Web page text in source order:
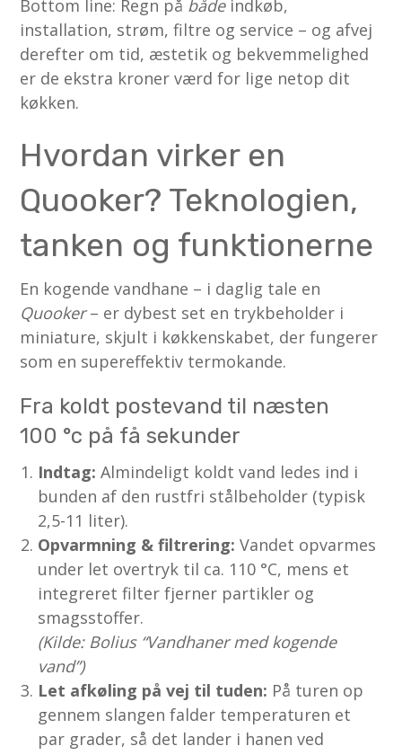
Bottom line: Regn på bådeindkøb,
installation, strøm, filtre og service – og afvej
derefter om tid, æstetik og bekvemmelighed
er de ekstra kroner værd for lige netop dit
køkken.
Hvordan virker en
Quooker? Teknologien,
tanken og funktionerne
En kogende vandhane – i daglig tale en
Quooker– er dybest set en trykbeholder i
miniature, skjult i køkkenskabet, der fungerer
som en super­effektiv termokande.
Fra koldt postevand til næsten
100 °c på få sekunder
Indtag: Almindeligt koldt vand ledes ind i
bunden af den rustfri stålbeholder (typisk
2,5-11 liter).
Opvarmning & filtrering: Vandet opvarmes
under let overtryk til ca. 110 °C, mens et
integreret filter fjerner partikler og
smagsstoffer.
(Kilde: Bolius “Vandhaner med kogende
vand”)
Let afkøling på vej til tuden: På turen op
gennem slangen falder temperaturen et
par grader, så det lander i hanen ved